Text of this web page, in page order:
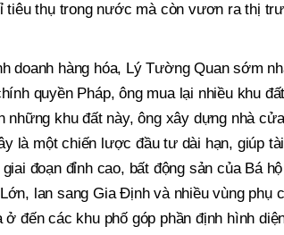
tiêu thụ trong nước mà còn vươn ra thị
doanh hàng hóa, Lý Tường Quan sớm
quyền Pháp, ông mua lại nhiều khu
những khu đất này, ông xây dựng nhà
là một chiến lược đầu tư dài hạn, giúp
đoạn đỉnh cao, bất động sản của Bá
lan sang Gia Định và nhiều vùng phụ
ở đến các khu phố góp phần định hình